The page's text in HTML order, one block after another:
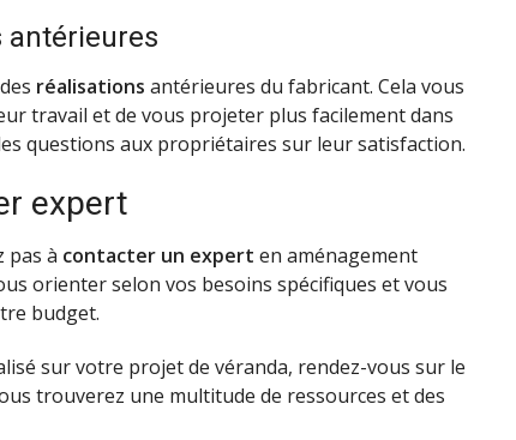
antérieures
réalisations antérieures du fabricant. Cela vous
travail et de vous projeter plus facilement dans
questions aux propriétaires sur leur satisfaction.
expert
pas à contacter un expert en aménagement
orienter selon vos besoins spécifiques et vous
budget.
sur votre projet de véranda, rendez-vous sur le
trouverez une multitude de ressources et des